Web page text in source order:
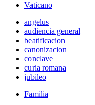
Vaticano
angelus
audiencia general
beatificacion
canonizacion
conclave
curia romana
jubileo
Familia